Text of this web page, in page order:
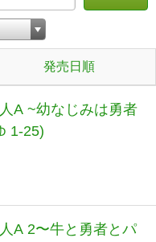
発売日順
A ~幼なじみは勇者
1-25)
A 2〜牛と勇者とパ